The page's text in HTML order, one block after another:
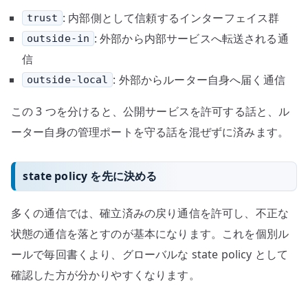
trust : 内部側として信頼するインターフェイス群
outside-in : 外部から内部サービスへ転送される通
信
outside-local : 外部からルーター自身へ届く通信
この 3 つを分けると、公開サービスを許可する話と、ル
ーター自身の管理ポートを守る話を混ぜずに済みます。
state policy を先に決める
多くの通信では、確立済みの戻り通信を許可し、不正な
状態の通信を落とすのが基本になります。これを個別ル
ールで毎回書くより、グローバルな state policy として
確認した方が分かりやすくなります。